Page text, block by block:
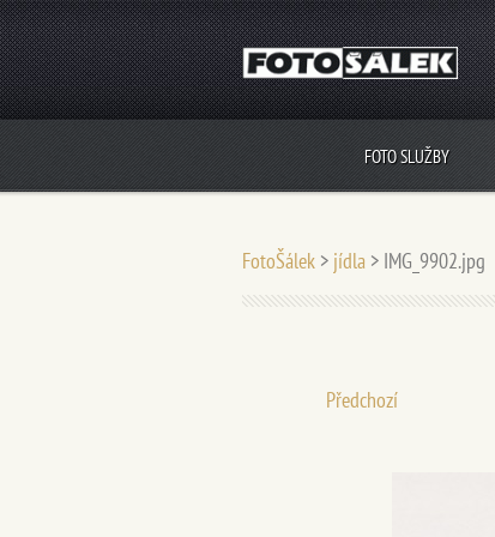
FOTO SLUŽBY
FotoŠálek > jídla > IMG_9902.jpg
Předchozí